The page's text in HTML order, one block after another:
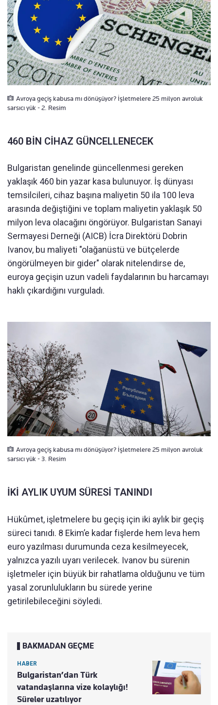
Avroya geçiş kabusa mı dönüşüyor? İşletmelere 25 milyon avroluk
sarsıcı yük - 2. Resim
460 BİN CİHAZ GÜNCELLENECEK
Bulgaristan genelinde güncellenmesi gereken
yaklaşık 460 bin yazar kasa bulunuyor. İş dünyası
temsilcileri, cihaz başına maliyetin 50 ila 100 leva
arasında değiştiğini ve toplam maliyetin yaklaşık 50
milyon leva olacağını öngörüyor. Bulgaristan Sanayi
Sermayesi Derneği (AICB) İcra Direktörü Dobrin
Ivanov, bu maliyeti "olağanüstü ve bütçelerde
öngörülmeyen bir gider" olarak nitelendirse de,
euroya geçişin uzun vadeli faydalarının bu harcamayı
haklı çıkardığını vurguladı.
Avroya geçiş kabusa mı dönüşüyor? İşletmelere 25 milyon avroluk
sarsıcı yük - 3. Resim
İKİ AYLIK UYUM SÜRESİ TANINDI
Hükûmet, işletmelere bu geçiş için iki aylık bir geçiş
süreci tanıdı. 8 Ekim’e kadar fişlerde hem leva hem
euro yazılması durumunda ceza kesilmeyecek,
yalnızca yazılı uyarı verilecek. Ivanov bu sürenin
işletmeler için büyük bir rahatlama olduğunu ve tüm
yasal zorunlulukların bu sürede yerine
getirilebileceğini söyledi.
BAKMADAN GEÇME
HABER
Bulgaristan’dan Türk
vatandaşlarına vize kolaylığı!
Süreler uzatılıyor